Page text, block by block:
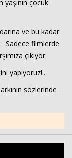
çocuk
ve bu kadar
Sadece filmlerde
çıkıyor.
yapıyoruz!..
sözlerinde